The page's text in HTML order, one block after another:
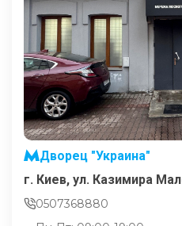
Дворец "Украина"
г. Киев, ул. Казимира
0507368880